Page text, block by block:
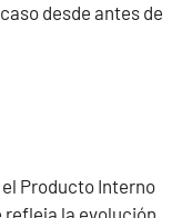
desde antes de
el Producto Interno